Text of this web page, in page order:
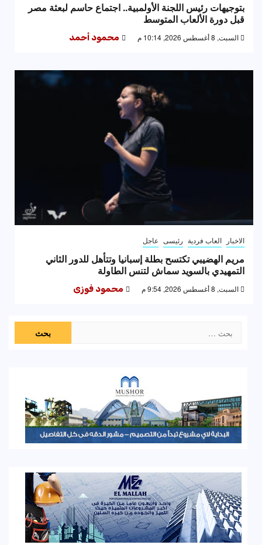
بتوجيهات رئيس اللجنة الأولمبية.. اجتماع حاسم لبعثة مصر
قبل دورة الألعاب المتوسط
السبت, 8 أغسطس 2026, 10:14 م محمود أحمد
الاخبار العاب فردية رئيسى عاجل
مريم الهضيبي تكتسح بطلة إسبانيا وتتأهل للدور الثاني
التمهيدي بالسويد سماش لتنس الطاولة
السبت, 8 أغسطس 2026, 9:54 م محمود فوزى
عن: